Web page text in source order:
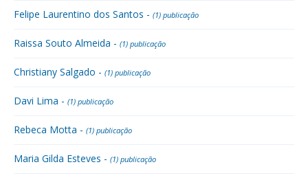
Felipe Laurentino dos Santos - (1) publicação
Raissa Souto Almeida - (1) publicação
Christiany Salgado - (1) publicação
Davi Lima - (1) publicação
Rebeca Motta - (1) publicação
Maria Gilda Esteves - (1) publicação